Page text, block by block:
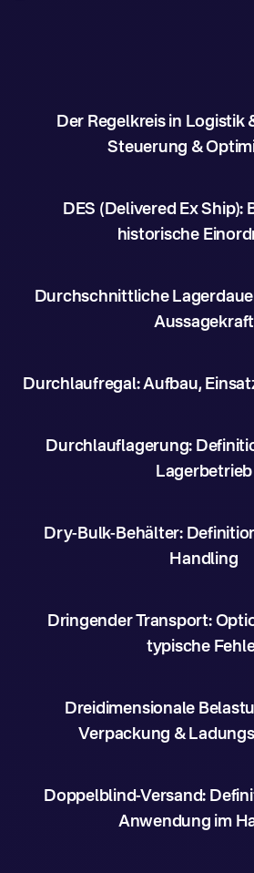
Der Regelkreis in Logistik
Steuerung &
DES (Delivered Ex Ship):
historische
Durchschnittliche
Aussagekraft
Durchlaufregal: Aufbau,
Durchlauflagerung:
Lagerbetrieb
Dry-Bulk-Behälter:
Handling
Dringender Transport:
typische
Dreidimensionale
Verpackung &
Doppelblind-Versand:
Anwendung im